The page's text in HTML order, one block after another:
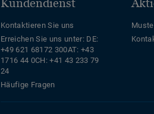
Kundendienst
Kontaktieren Sie uns
Erreichen Sie uns unter: DE:
+49 621 68172 300AT: +43
1716 44 0CH: +41 43 233 79
24
Häufige Fragen